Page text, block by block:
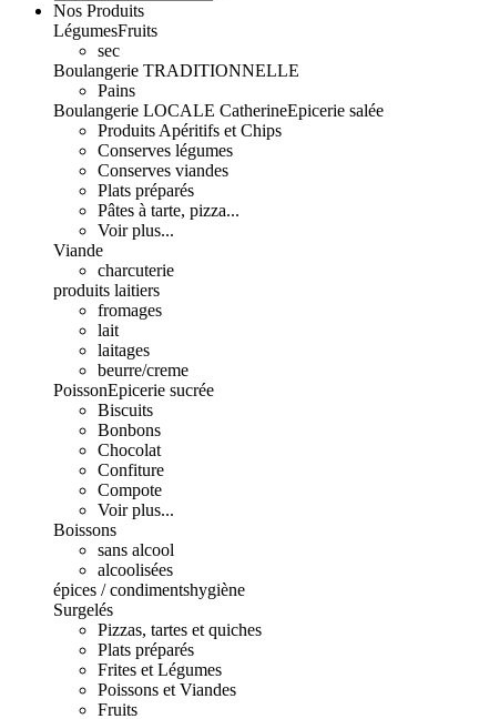
Nos Produits
LégumesFruits
sec
Boulangerie TRADITIONNELLE
Pains
Boulangerie LOCALE CatherineEpicerie salée
Produits Apéritifs et Chips
Conserves légumes
Conserves viandes
Plats préparés
Pâtes à tarte, pizza...
Voir plus...
Viande
charcuterie
produits laitiers
fromages
lait
laitages
beurre/creme
PoissonEpicerie sucrée
Biscuits
Bonbons
Chocolat
Confiture
Compote
Voir plus...
Boissons
sans alcool
alcoolisées
épices / condimentshygiène
Surgelés
Pizzas, tartes et quiches
Plats préparés
Frites et Légumes
Poissons et Viandes
Fruits